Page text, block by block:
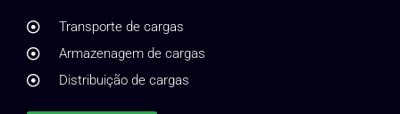
Transporte de cargas
Armazenagem de cargas
Distribuição de cargas